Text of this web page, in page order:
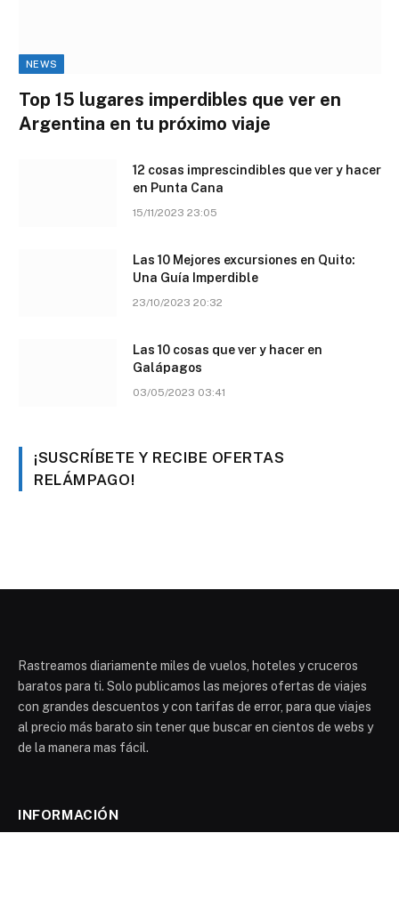
NEWS
Top 15 lugares imperdibles que ver en
Argentina en tu próximo viaje
12 cosas imprescindibles que ver y hacer
en Punta Cana
15/11/2023 23:05
Las 10 Mejores excursiones en Quito:
Una Guía Imperdible
23/10/2023 20:32
Las 10 cosas que ver y hacer en
Galápagos
03/05/2023 03:41
¡SUSCRÍBETE Y RECIBE OFERTAS
RELÁMPAGO!
Rastreamos diariamente miles de vuelos, hoteles y cruceros
baratos para ti. Solo publicamos las mejores ofertas de viajes
con grandes descuentos y con tarifas de error, para que viajes
al precio más barato sin tener que buscar en cientos de webs y
de la manera mas fácil.
INFORMACIÓN